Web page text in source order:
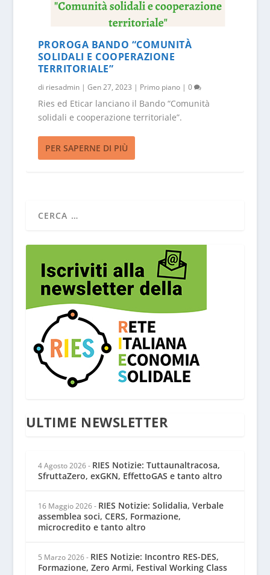
PROROGA BANDO “COMUNITÀ
SOLIDALI E COOPERAZIONE
TERRITORIALE”
di riesadmin| Gen 27, 2023 | Primo piano| 0
Ries ed Eticar lanciano il Bando “Comunità
solidali e cooperazione territoriale”.
PER SAPERNE DI PIÙ
ULTIME NEWSLETTER
4 Agosto 2026 - RIES Notizie: Tuttaunaltracosa,
SfruttaZero, exGKN, EffettoGAS e tanto altro
16 Maggio 2026 - RIES Notizie: Solidalia, Verbale
assemblea soci, CERS, Formazione,
microcredito e tanto altro
5 Marzo 2026 - RIES Notizie: Incontro RES-DES,
Formazione, Zero Armi, Festival Working Class